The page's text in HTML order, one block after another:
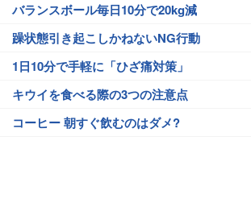
バランスボール毎日10分で20kg減
躁状態引き起こしかねないNG行動
1日10分で手軽に「ひざ痛対策」
キウイを食べる際の3つの注意点
コーヒー 朝すぐ飲むのはダメ?